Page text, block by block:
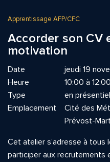
Apprentissage AFP/CFC
Accorder son CV
motivation
Date
jeudi 19
Heure
10:00 à 12:00
Type
en présentiel
Emplacement
Cité des
Prévost-
Cet atelier s’adresse à tous
participer aux recrutements